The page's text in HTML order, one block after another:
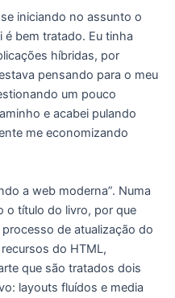
iniciando no assunto o
é bem tratado. Eu tinha
híbridas, por
pensando para o meu
um pouco
e acabei pulando
me economizando
a web moderna”. Numa
o título do livro, por que
de atualização do
do HTML,
que são tratados dois
layouts fluídos e media